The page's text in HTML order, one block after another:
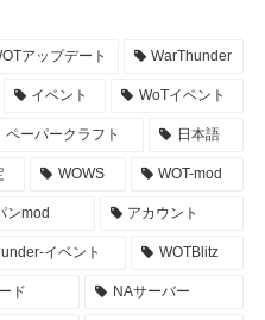
アップデート WarThunder
イベント WoTイベント
ペーパークラフト 日本語
WOWS WOT-mod
ンmod アカウント
イベント WOTBlitz
ド NAサーバー